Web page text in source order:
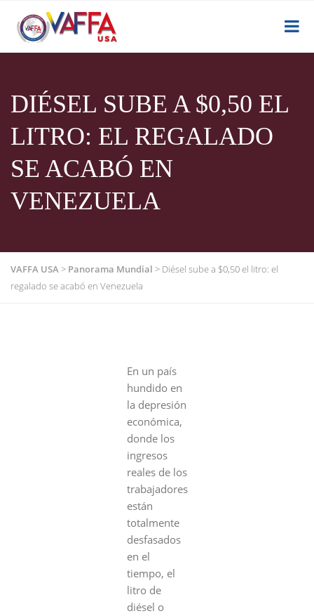
DIÉSEL SUBE A $0,50 EL
LITRO: EL REGALADO
SE ACABÓ EN
VENEZUELA
VAFFA USA> Panorama Mundial > Diésel sube a $0,50 el litro: el
regalado se acabó en Venezuela
En un país
hundido en
la depresión
económica,
donde los
ingresos
reales de los
trabajadores
están
totalmente
desfasados
en el
tiempo, el
litro de
diésel o